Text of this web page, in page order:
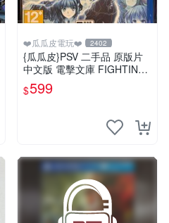
❤️瓜瓜皮電玩❤️ 2402
{瓜瓜皮}PSV 二手品 原版片
中文版 電擊文庫 FIGHTING
CLIMAX(遊戲都有回收)
$599